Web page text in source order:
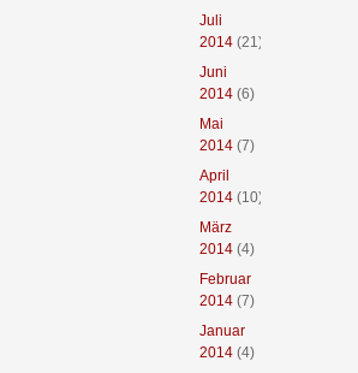
Juli
2014(21)
Juni
2014(6)
Mai
2014(7)
April
2014(10)
März
2014(4)
Februar
2014(7)
Januar
2014(4)